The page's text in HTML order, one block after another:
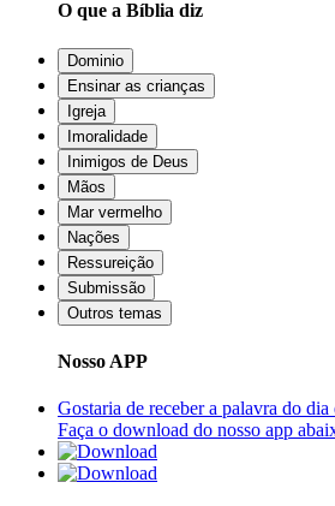
O que a Bíblia diz
Dominio
Ensinar as crianças
Igreja
Imoralidade
Inimigos de Deus
Mãos
Mar vermelho
Nações
Ressureição
Submissão
Outros temas
Nosso APP
Gostaria de receber a palavra do dia
Faça o download do nosso app